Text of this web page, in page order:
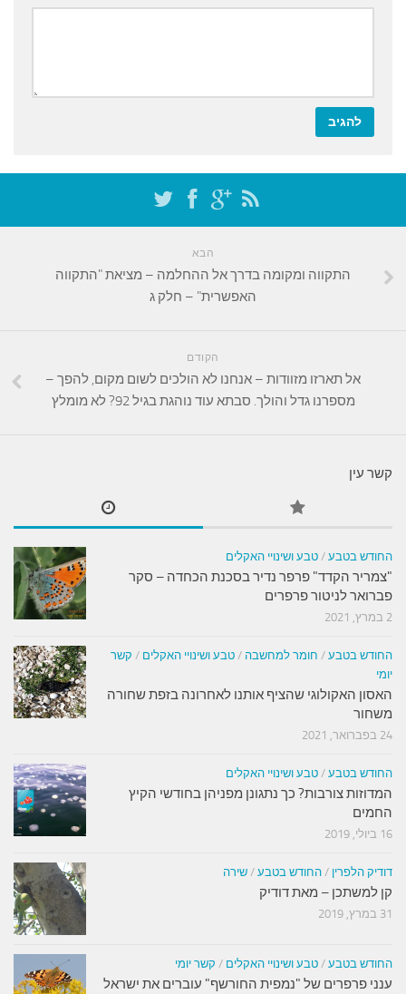
הבא
התקווה ומקומה בדרך אל ההחלמה – מציאת "התקווה
האפשרית" – חלק ג
הקודם
אל תארזו מזוודות – אנחנו לא הולכים לשום מקום, להפך –
מספרנו גדל והולך. סבתא עוד נוהגת בגיל 92? לא מומלץ
קשר עין
החודש בטבע / טבע ושינויי האקלים
"צמריר הקדד" פרפר נדיר בסכנת הכחדה – סקר
פברואר לניטור פרפרים
2 במרץ, 2021
החודש בטבע / חומר למחשבה / טבע ושינויי האקלים / קשר
יומי
האסון האקולוגי שהציף אותנו לאחרונה בזפת שחורה
משחור
24 בפברואר, 2021
החודש בטבע / טבע ושינויי האקלים
המדוזות צורבות? כך נתגונן מפניהן בחודשי הקיץ
החמים
16 ביולי, 2019
דודיק הלפרין / החודש בטבע / שירה
קן למשתכן – מאת דודיק
31 במרץ, 2019
החודש בטבע / טבע ושינויי האקלים / קשר יומי
ענני פרפרים של "נמפית החורשף" עוברים את ישראל